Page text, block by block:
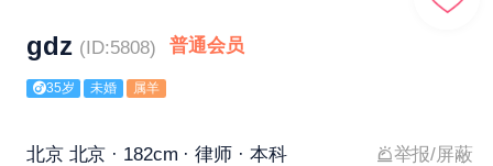
gdz (ID:5808) 普通会员
35岁 未婚 属羊
北京 北京 · 182cm · 律师 · 本科 举报/屏蔽